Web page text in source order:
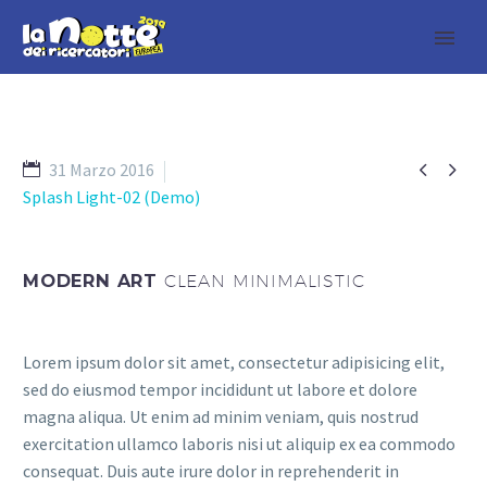
 
31 Marzo 2016
Splash Light-02 (Demo)
MODERN ART CLEAN MINIMALISTIC
Lorem ipsum dolor sit amet, consectetur adipisicing elit,
sed do eiusmod tempor incididunt ut labore et dolore
magna aliqua. Ut enim ad minim veniam, quis nostrud
exercitation ullamco laboris nisi ut aliquip ex ea commodo
consequat. Duis aute irure dolor in reprehenderit in